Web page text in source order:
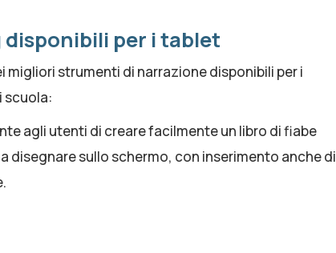
per i tablet
migliori strumenti di narrazione disponibili per i
scuola:
agli utenti di creare facilmente un libro di fiabe
sullo schermo, con inserimento anche di